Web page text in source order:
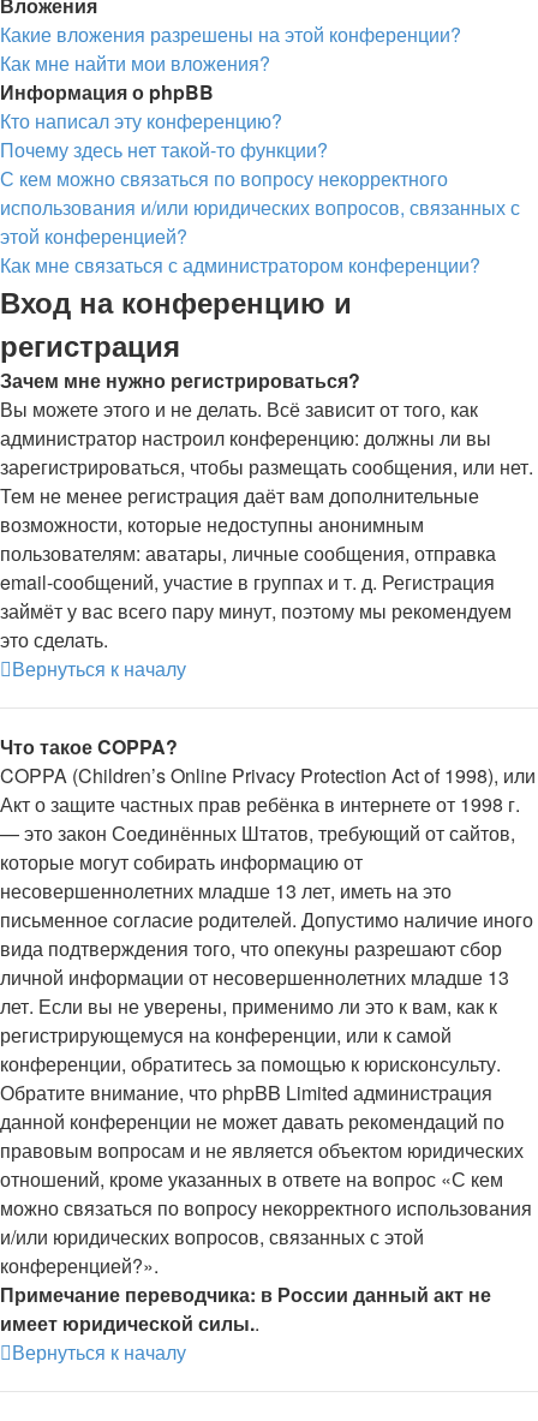
Какие вложения разрешены на этой конференции?
Как мне найти мои вложения?
Информация о phpBB
Кто написал эту конференцию?
Почему здесь нет такой-то функции?
С кем можно связаться по вопросу некорректного
использования и/или юридических вопросов, связанных с
этой конференцией?
Как мне связаться с администратором конференции?
Вход на конференцию и
регистрация
Зачем мне нужно регистрироваться?
Вы можете этого и не делать. Всё зависит от того, как
администратор настроил конференцию: должны ли вы
зарегистрироваться, чтобы размещать сообщения, или нет.
Тем не менее регистрация даёт вам дополнительные
возможности, которые недоступны анонимным
пользователям: аватары, личные сообщения, отправка
email-сообщений, участие в группах и т. д. Регистрация
займёт у вас всего пару минут, поэтому мы рекомендуем
это сделать.
Вернуться к началу
Что такое COPPA?
COPPA (Children’s Online Privacy Protection Act of 1998), или
Акт о защите частных прав ребёнка в интернете от 1998 г.
— это закон Соединённых Штатов, требующий от сайтов,
которые могут собирать информацию от
несовершеннолетних младше 13 лет, иметь на это
письменное согласие родителей. Допустимо наличие иного
вида подтверждения того, что опекуны разрешают сбор
личной информации от несовершеннолетних младше 13
лет. Если вы не уверены, применимо ли это к вам, как к
регистрирующемуся на конференции, или к самой
конференции, обратитесь за помощью к юрисконсульту.
Обратите внимание, что phpBB Limited администрация
данной конференции не может давать рекомендаций по
правовым вопросам и не является объектом юридических
отношений, кроме указанных в ответе на вопрос «С кем
можно связаться по вопросу некорректного использования
и/или юридических вопросов, связанных с этой
конференцией?».
Примечание переводчика: в России данный акт не
имеет юридической силы..
Вернуться к началу